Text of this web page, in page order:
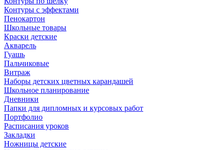
Контуры с эффектами
Пенокартон
Школьные товары
Краски детские
Акварель
Гуашь
Пальчиковые
Витраж
Наборы детских цветных карандашей
Школьное планирование
Дневники
Папки для дипломных и курсовых работ
Портфолио
Расписания уроков
Закладки
Ножницы детские